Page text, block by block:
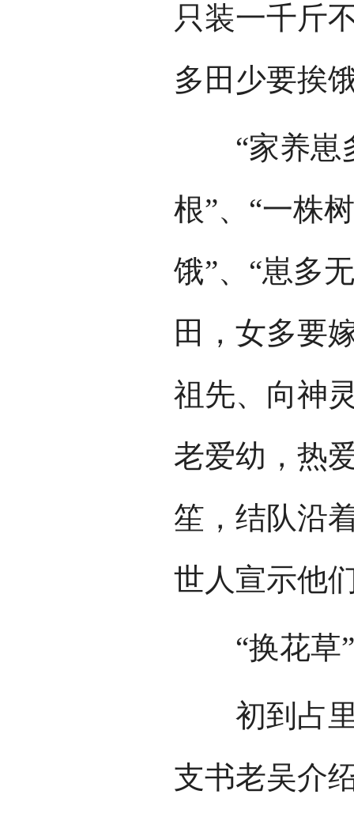
只装一千斤
多田少要挨
“家养崽多
根”、“一株
饿”、“崽多
田，女多要
祖先、向神
老爱幼，热
笙，结队沿
世人宣示他
“换花草”
初到占里
支书老吴介